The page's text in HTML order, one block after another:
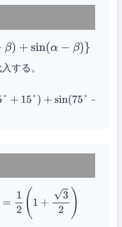
α−β )}
する。
15 ° + sin(75 −15°)}
2 1+